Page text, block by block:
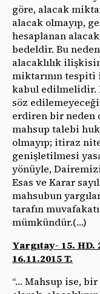
göre, alacak
alacak olmayıp,
hesaplanan
bedeldir. Bu
alacaklılık
miktarının tespiti
kabul edilmelidir.
söz
erdiren bir neden
mahsup talebi
olmayıp; itiraz
genişletilmesi
yönüyle,
Esas ve Karar
mahsubun
tarafın
mümkündür.(…)
Yargıtay- 15. HD.
16.11.2015 T.
“… Mahsup ise,